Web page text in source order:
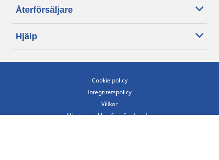
Återförsäljare
Hjälp
Cookie policy
Integritetspolicy
Villkor
Allmänna villkor för våra kunder